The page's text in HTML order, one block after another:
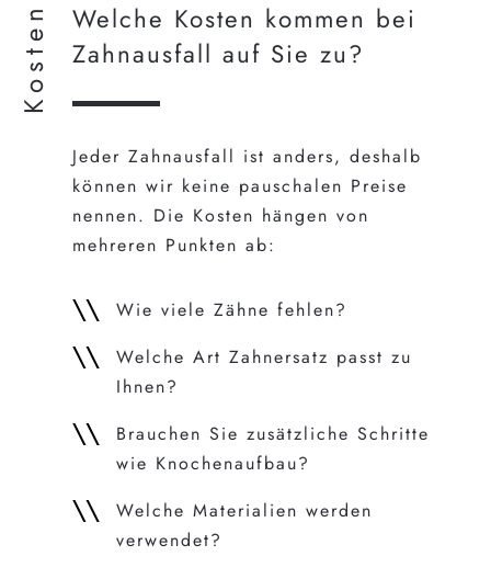
Kosten
Welche Kosten kommen bei
Zahnausfall auf Sie zu?
Jeder Zahnausfall ist anders, deshalb
können wir keine pauschalen Preise
nennen. Die Kosten hängen von
mehreren Punkten ab:
Wie viele Zähne fehlen?
Welche Art Zahnersatz passt zu
Ihnen?
Brauchen Sie zusätzliche Schritte
wie Knochenaufbau?
Welche Materialien werden
verwendet?